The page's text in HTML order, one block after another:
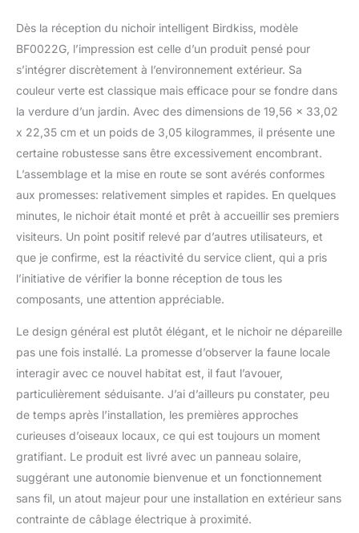
de près. Idéal pour les
amateurs d'oiseaux et le
plaisir éducatif pour les
enfants. Utilisez
l'application pour
observer vos amis à
plumes à tout moment,
déranger leurs nids.
Profitez de la magie de la
nature sans effort Restez
informé et capturez des
intelligente pour nichoir
vous tient au courant
avec des notifications
instantanées pour les
Enregistrez et stockez
sans effort de superbes
une caméra nichoir.
Profitez de la clarté avec
une vidéo HD 1080p
nette et écoutez les
oiseaux nicheurs avec le
microphone intégré.
Plongez dans le monde
des oiseaux avec des
Dès la réception du nichoir intelligent Birdkiss, modèle
BF0022G, l’impression est celle d’un produit pensé pour
s’intégrer discrètement à l’environnement extérieur. Sa
couleur verte est classique mais efficace pour se fondre dans
la verdure d’un jardin. Avec des dimensions de 19,56 x 33,02
x 22,35 cm et un poids de 3,05 kilogrammes, il présente une
certaine robustesse sans être excessivement encombrant.
L’assemblage et la mise en route se sont avérés conformes
aux promesses: relativement simples et rapides. En quelques
minutes, le nichoir était monté et prêt à accueillir ses premiers
visiteurs. Un point positif relevé par d’autres utilisateurs, et
que je confirme, est la réactivité du service client, qui a pris
l’initiative de vérifier la bonne réception de tous les
composants, une attention appréciable.
Le design général est plutôt élégant, et le nichoir ne dépareille
pas une fois installé. La promesse d’observer la faune locale
interagir avec ce nouvel habitat est, il faut l’avouer,
particulièrement séduisante. J’ai d’ailleurs pu constater, peu
de temps après l’installation, les premières approches
curieuses d’oiseaux locaux, ce qui est toujours un moment
gratifiant. Le produit est livré avec un panneau solaire,
suggérant une autonomie bienvenue et un fonctionnement
sans fil, un atout majeur pour une installation en extérieur sans
contrainte de câblage électrique à proximité.